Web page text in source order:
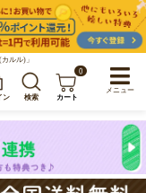
ルル)」
ン 検索
0
カート
メニュー